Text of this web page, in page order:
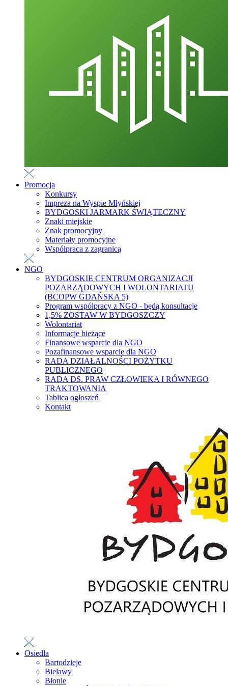
Promocja
Konkursy
Impreza na Wyspie Młyńskiej
BYDGOSKI JARMARK ŚWIĄTECZNY
Znaki miejskie
Znak promocyjny
Materiały promocyjne
Współpraca z zagranicą
NGO
BYDGOSKIE CENTRUM ORGANIZACJI
POZARZĄDOWYCH I WOLONTARIATU
(BCOPW GDAŃSKA 5)
Program współpracy z NGO - będą konsultacje
1,5% ZOSTAW W BYDGOSZCZY
Wolontariat
Informacje bieżące
Finansowe wsparcie dla NGO
Pozafinansowe wsparcie dla NGO
RADA DZIAŁALNOŚCI POŻYTKU
PUBLICZNEGO
RADA DS. PRAW CZŁOWIEKA I RÓWNEGO
TRAKTOWANIA
Tablica ogłoszeń
Kontakt
Osiedla
Bartodzieje
Bielawy
Błonie